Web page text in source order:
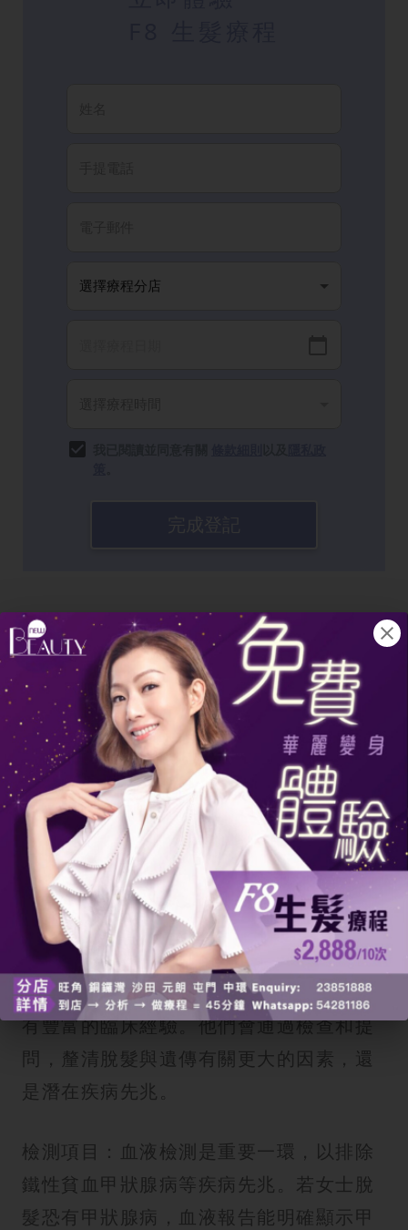
如何應對女士脫髮：香港的專家診斷
與建議
面對脫髮問題，及早尋求專業醫療協助至
關重要。皮膚科專科醫生會通過詳細的病
史詢問、體格檢查和相關檢測，診斷脫髮
的類型和成因，並制定個性化的治療方
案。
1. 診斷與專業鑑別
專業諮詢：皮膚科醫科醫生或內分泌科醫
生會是首選。醫生馮偉傑等專家在香港擁
有豐富的臨床經驗。他們會通過檢查和提
問，釐清脫髮與遺傳有關更大的因素，還
是潛在疾病先兆。
檢測項目：血液檢測是重要一環，以排除
鐵性貧血甲狀腺病等疾病先兆。若女士脫
髮恐有甲狀腺病，血液報告能明確顯示甲